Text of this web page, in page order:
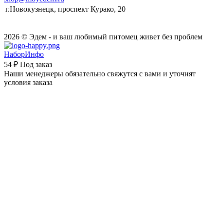
г.Новокузнецк, проспект Курако, 20
2026 © Эдем - и ваш любимый питомец живет без проблем
НаборИнфо
54 ₽ Под заказ
Наши менеджеры обязательно свяжутся с вами и уточнят
условия заказа